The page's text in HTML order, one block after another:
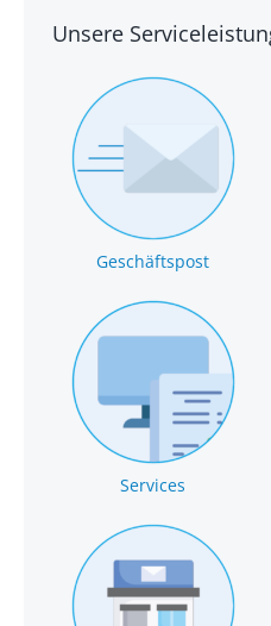
Unsere
Geschäftspost
Services